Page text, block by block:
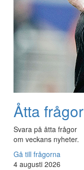
Åtta frågor
Svara på åtta frågor
om veckans nyheter.
Gå till frågorna
4 augusti 2026